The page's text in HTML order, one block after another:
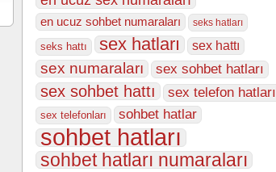
en ucuz sohbet numaraları seks hatları
seks hattı sex hatları sex hattı
sex numaraları sex sohbet hatları
sex sohbet hattı sex telefon hatları
sex telefonları sohbet hatlar
sohbet hatları
sohbet hatları numaraları